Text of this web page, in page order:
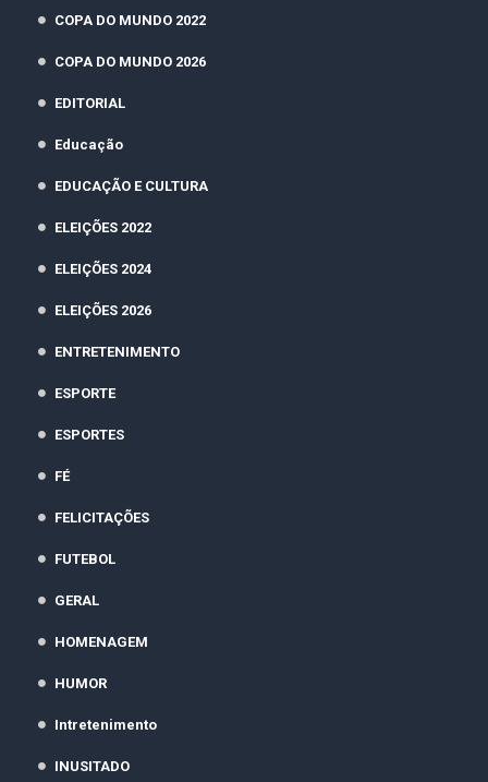
COPA DO MUNDO 2022
COPA DO MUNDO 2026
EDITORIAL
Educação
EDUCAÇÃO E CULTURA
ELEIÇÕES 2022
ELEIÇÕES 2024
ELEIÇÕES 2026
ENTRETENIMENTO
ESPORTE
ESPORTES
FÉ
FELICITAÇÕES
FUTEBOL
GERAL
HOMENAGEM
HUMOR
Intretenimento
INUSITADO